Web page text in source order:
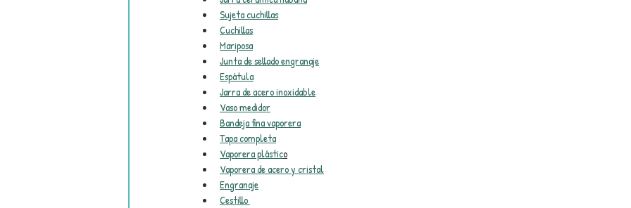
Sujeta cuchillas
Cuchillas
Mariposa
Junta de sellado engranaje
Espátula
Jarra de acero inoxidable
Vaso medidor
Bandeja fina vaporera
Tapa completa
Vaporera plástico
Vaporera de acero y cristal
Engranaje
Cestillo